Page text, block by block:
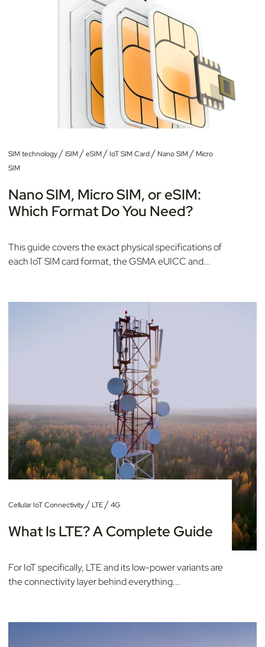
SIM technology/iSIM/eSIM/ IoT SIM Card/ Nano SIM/ Micro
SIM
Nano SIM, Micro SIM, or eSIM:
Which Format Do You Need?
This guide covers the exact physical specifications of
each IoT SIM card format, the GSMA eUICC and...
Cellular IoT Connectivity/ LTE/4G
What Is LTE? A Complete Guide
For IoT specifically, LTE and its low-power variants are
the connectivity layer behind everything...